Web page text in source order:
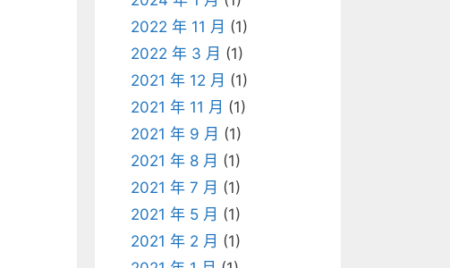
2022 年 11 月 (1)
2022 年 3 月 (1)
2021 年 12 月 (1)
2021 年 11 月 (1)
2021 年 9 月 (1)
2021 年 8 月 (1)
2021 年 7 月 (1)
2021 年 5 月 (1)
2021 年 2 月 (1)